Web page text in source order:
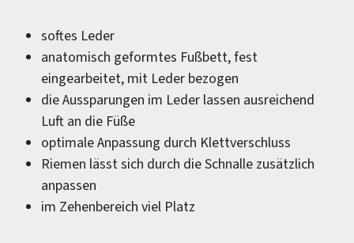
softes Leder
anatomisch geformtes Fußbett, fest
eingearbeitet, mit Leder bezogen
die Aussparungen im Leder lassen ausreichend
Luft an die Füße
optimale Anpassung durch Klettverschluss
Riemen lässt sich durch die Schnalle zusätzlich
anpassen
im Zehenbereich viel Platz